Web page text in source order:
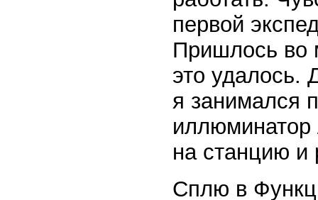
первой
Пришлось во
это удалось.
я занимался
иллюминатор
на станцию и
Сплю в